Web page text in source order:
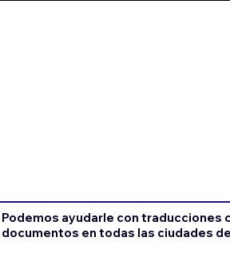
Podemos ayudarle con traducciones
documentos en todas las ciudades